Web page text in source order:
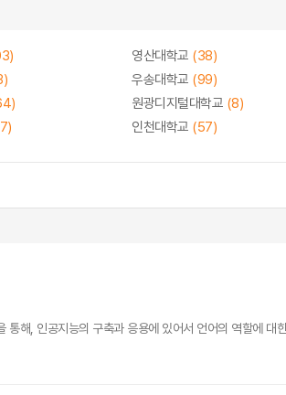
영산대학교 (38)
우송대학교 (99)
원광디지털대학교 (8)
인천대학교 (57)
해, 인공지능의 구축과 응용에 있어서 언어의 역할에 대